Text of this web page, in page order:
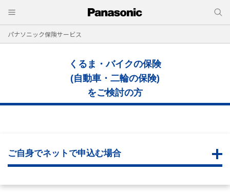
パナソニック保険サービス
くるま・バイクの保険
(自動車・二輪の保険)
をご検討の方
ご自身でネットで申込む場合